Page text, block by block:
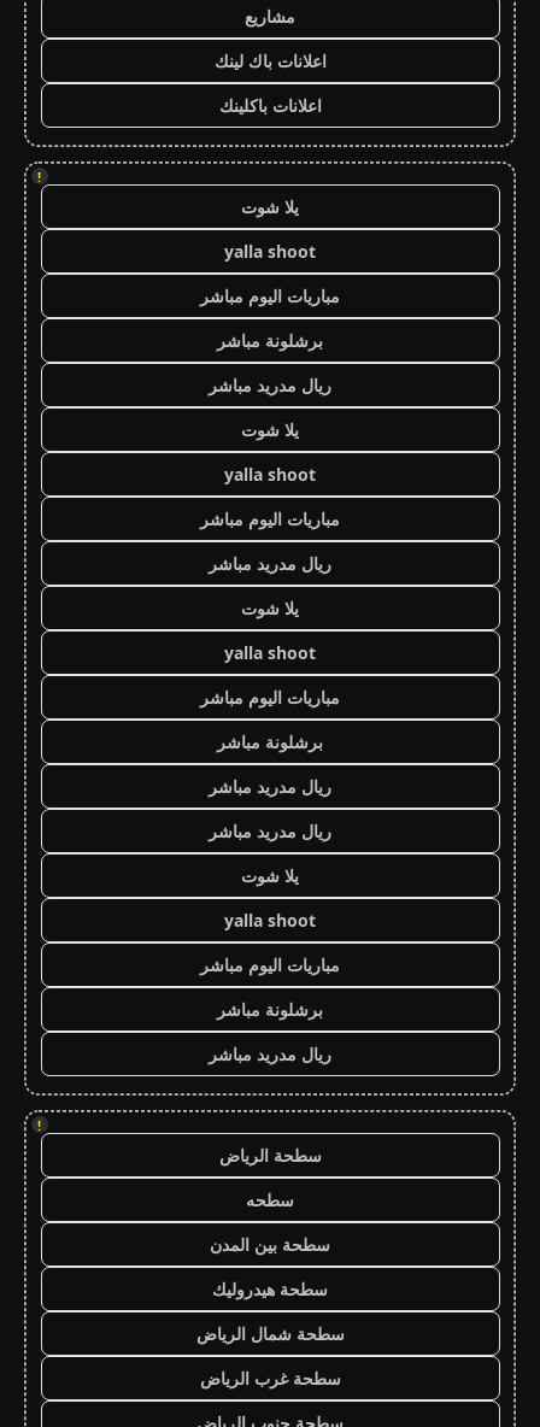
مشاريع
اعلانات باك لينك
اعلانات باكلينك
!
يلا شوت
yalla shoot
مباريات اليوم مباشر
برشلونة مباشر
ريال مدريد مباشر
يلا شوت
yalla shoot
مباريات اليوم مباشر
ريال مدريد مباشر
يلا شوت
yalla shoot
مباريات اليوم مباشر
برشلونة مباشر
ريال مدريد مباشر
ريال مدريد مباشر
يلا شوت
yalla shoot
مباريات اليوم مباشر
برشلونة مباشر
ريال مدريد مباشر
!
سطحة الرياض
سطحه
سطحة بين المدن
سطحة هيدروليك
سطحة شمال الرياض
سطحة غرب الرياض